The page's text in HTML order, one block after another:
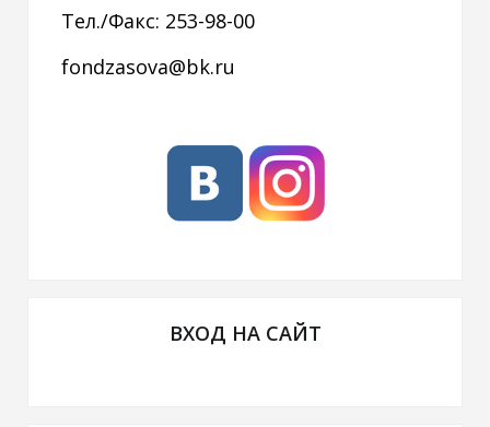
Тел./Факс: 253-98-00
fondzasova@bk.ru
ВХОД НА САЙТ